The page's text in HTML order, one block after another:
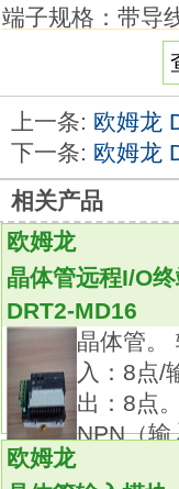
端子规格：带导
接触规格：1b。
业内最小尺寸，
本体部分尺寸为
小型化欧姆龙
没有摆杆也同样
考值： 1.4mm）
不含对环境有害
铅化 DRT2-
属)。
接线方式：连接
螺线管电压/指
锁定/释放方式
接点构成(门开
触点(2NC/1NO
导管尺寸：M20。
上一条: 欧姆龙
下一条: 欧姆龙
相关产品
欧姆龙
晶体管远程I/O
DRT2-MD16
晶体管。
入：8点/
出：8点。
NPN（输
欧姆龙